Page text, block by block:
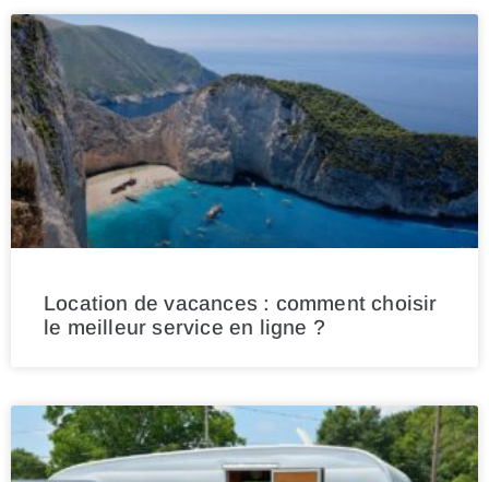
Location de vacances : comment choisir
le meilleur service en ligne ?